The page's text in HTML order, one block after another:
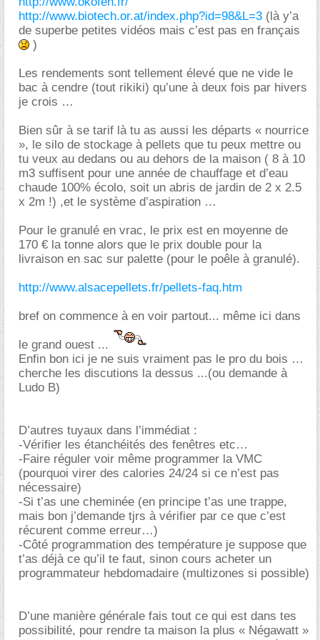
http://www.biotech.or.at/index.php?id=98&L=3 (là y’a
de superbe petites vidéos mais c’est pas en français
)
Les rendements sont tellement élevé que ne vide le
bac à cendre (tout rikiki) qu’une à deux fois par hivers
je crois
Bien sûr à se tarif là tu as aussi les départs « nourrice
», le silo de stockage à pellets que tu peux mettre ou
tu veux au dedans ou au dehors de la maison ( 8 à 10
m3 suffisent pour une année de chauffage et d’eau
chaude 100% écolo, soit un abris de jardin de 2 x 2.5
x 2m !) ,et le système d’aspiration
Pour le granulé en vrac, le prix est en moyenne de
170 € la tonne alors que le prix double pour la
livraison en sac sur palette (pour le poêle à granulé).
http://www.alsacepellets.fr/pellets-faq.htm
bref on commence à en voir partout... même ici dans
le grand ouest ...
Enfin bon ici je ne suis vraiment pas le pro du bois
cherche les discutions la dessus ...(ou demande à
Ludo B)
D’autres tuyaux dans l’immédiat :
-Vérifier les étanchéités des fenêtres etc
-Faire réguler voir même programmer la VMC
(pourquoi virer des calories 24/24 si ce n’est pas
nécessaire)
-Si t’as une cheminée (en principe t’as une trappe,
mais bon j’demande tjrs à vérifier par ce que c’est
récurent comme erreur…)
-Côté programmation des température je suppose que
t’as déjà ce qu’il te faut, sinon cours acheter un
programmateur hebdomadaire (multizones si possible)
D’une manière générale fais tout ce qui est dans tes
possibilité, pour rendre ta maison la plus « Négawatt »